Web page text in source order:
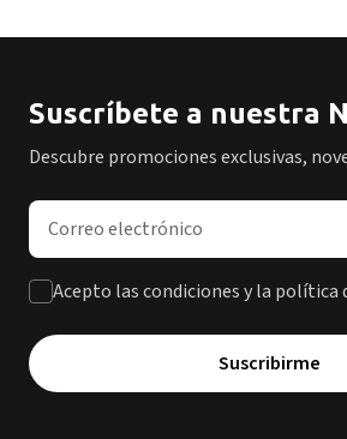
Suscríbete a nuestra
Descubre promociones exclusivas,
Dirección de correo electrónico
Acepto las condiciones y la política
Suscribirme